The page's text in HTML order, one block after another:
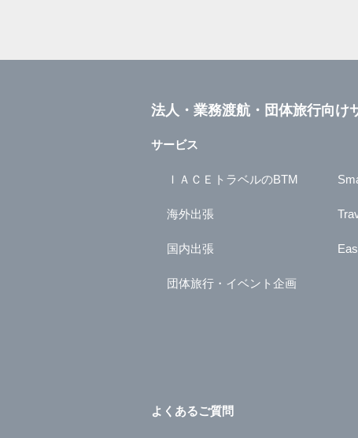
法人・業務渡航・団体旅行向け
サービス
ＩＡＣＥトラベルのBTM
海外出張
国内出張
団体旅行・イベント企画
よくあるご質問